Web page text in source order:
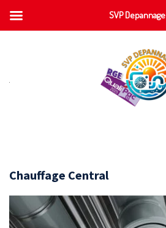
Chauffage Central
SVP Depannage